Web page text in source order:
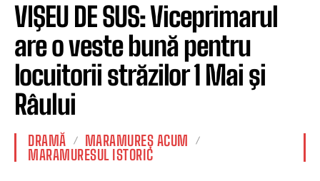
VIŞEU DE SUS: Viceprimarul
are o veste bună pentru
locuitorii străzilor 1 Mai şi
Râului
DRAMĂ
MARAMUREȘ ACUM
MARAMURESUL ISTORIC